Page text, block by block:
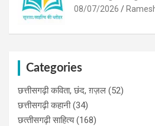
08/07/2026
Categories
छत्तीसगढ़ी कविता, छंद, ग़ज़ल (52)
छत्तीसगढ़ी कहानी(34)
छत्‍तीसगढ़ी साहित्‍य(168)